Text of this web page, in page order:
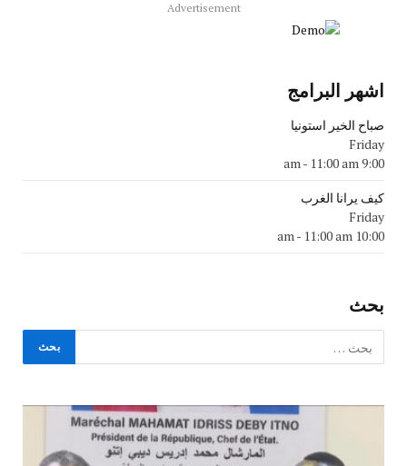
Advertisement
اشهر البرامج
صباح الخير استونيا
Friday
9:00 am
- 11:00 am
كيف يرانا الغرب
Friday
10:00 am
- 11:00 am
بحث